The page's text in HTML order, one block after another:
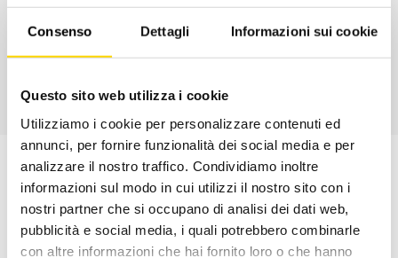
Consenso Dettagli Informazioni sui cookie
Questo sito web utilizza i cookie
Utilizziamo i cookie per personalizzare contenuti ed
annunci, per fornire funzionalità dei social media e per
analizzare il nostro traffico. Condividiamo inoltre
informazioni sul modo in cui utilizzi il nostro sito con i
nostri partner che si occupano di analisi dei dati web,
pubblicità e social media, i quali potrebbero combinarle
con altre informazioni che hai fornito loro o che hanno
CONTATTA